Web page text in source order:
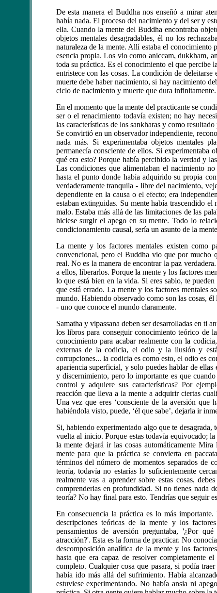
De esta manera el Buddha nos enseñó a mirar
había nada. El proceso del nacimiento y del ser y
ella. Cuando la mente del Buddha encontraba
objetos mentales desagradables, él no los
naturaleza de la mente. Allí estaba el conocimiento
esencia propia. Los vio como aniccam, dukkham,
toda su práctica. Es el conocimiento el que percibe
entristece con las cosas. La condición de
muerte debe haber nacimiento, si hay nacimiento
ciclo de nacimiento y muerte que dura infinitamente.
En el momento que la mente del practicante se
ser o el renacimiento todavía existen; no hay
las características de los sankharas y como
Se convirtió en un observador independiente,
nada más. Si experimentaba objetos mentales
permanecía consciente de ellos. Si experimentaba
qué era esto? Porque había percibido la verdad y
Las condiciones que alimentaban el nacimiento
hasta el punto donde había adquirido su propia
verdaderamente tranquila - libre del nacimiento,
dependiente en la causa o el efecto; era
estaban extinguidas. Su mente había trascendido
malo. Estaba más allá de las limitaciones de las
hiciese surgir el apego en su mente. Todo lo
condicionamiento causal, sería un asunto de la
La mente y los factores mentales existen como
convencional, pero el Buddha vio que por mucho
real. No es la manera de encontrar la paz
a ellos, liberarlos. Porque la mente y los factores
lo que está bien en la vida. Si eres sabio, te
que está errado. La mente y los factores mentales
mundo. Habiendo observado como son las cosas,
- uno que conoce el mundo claramente.
Samatha y vipassana deben ser desarrolladas en ti
los libros para conseguir conocimiento teórico de
conocimiento para acabar realmente con la
externas de la codicia, el odio y la ilusión y
corrupciones... la codicia es como esto, el odio es
apariencia superficial, y solo puedes hablar de
y discernimiento, pero lo importante es que
control y adquiere sus características? Por
reacción que lleva a la mente a adquirir ciertas
Una vez que eres ‘consciente de la aversión que
habiéndola visto, puede, ‘él que sabe’, dejarla ir
Si, habiendo experimentado algo que te
vuelta al inicio. Porque estas todavía equivocado;
la mente dejará ir las cosas automáticamente
mente para que la práctica se convierta en
términos del número de momentos separados de
teoría, todavía no estarías lo suficientemente
realmente vas a aprender sobre estas cosas,
comprenderlas en profundidad. Si no tienes nada
teoría? No hay final para esto. Tendrías que seguir
En consecuencia la práctica es lo más
descripciones teóricas de la mente y los
pensamientos de aversión preguntaba, '¿Por
atracción?'. Esta es la forma de practicar. No
descomposición analítica de la mente y los
hasta que era capaz de resolver completamente
completo. Cualquier cosa que pasara, si podía
había ido más allá del sufrimiento. Había
estuviese experimentando. No había ansia ni